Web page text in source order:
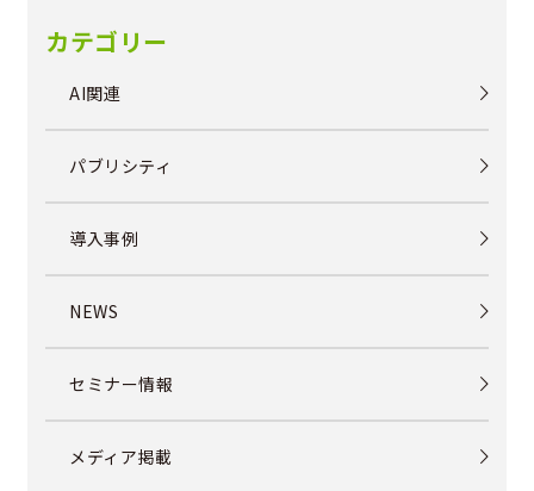
カテゴリー
AI関連
パブリシティ
導入事例
NEWS
セミナー情報
メディア掲載